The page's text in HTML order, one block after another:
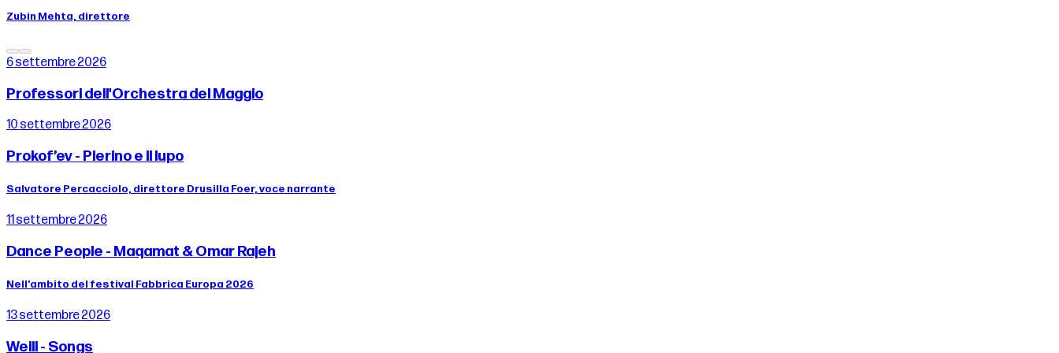
Zubin Mehta, direttore
6 settembre 2026
Professori dell'Orchestra del Maggio
10 settembre 2026
Prokof’ev - Pierino e il lupo
Salvatore Percacciolo, direttore Drusilla Foer, voce narrante
11 settembre 2026
Dance People - Maqamat & Omar Rajeh
Nell’ambito del festival Fabbrica Europa 2026
13 settembre 2026
Weill - Songs